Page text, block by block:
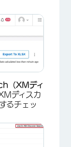
XMディ
ディスカ
るチェッ